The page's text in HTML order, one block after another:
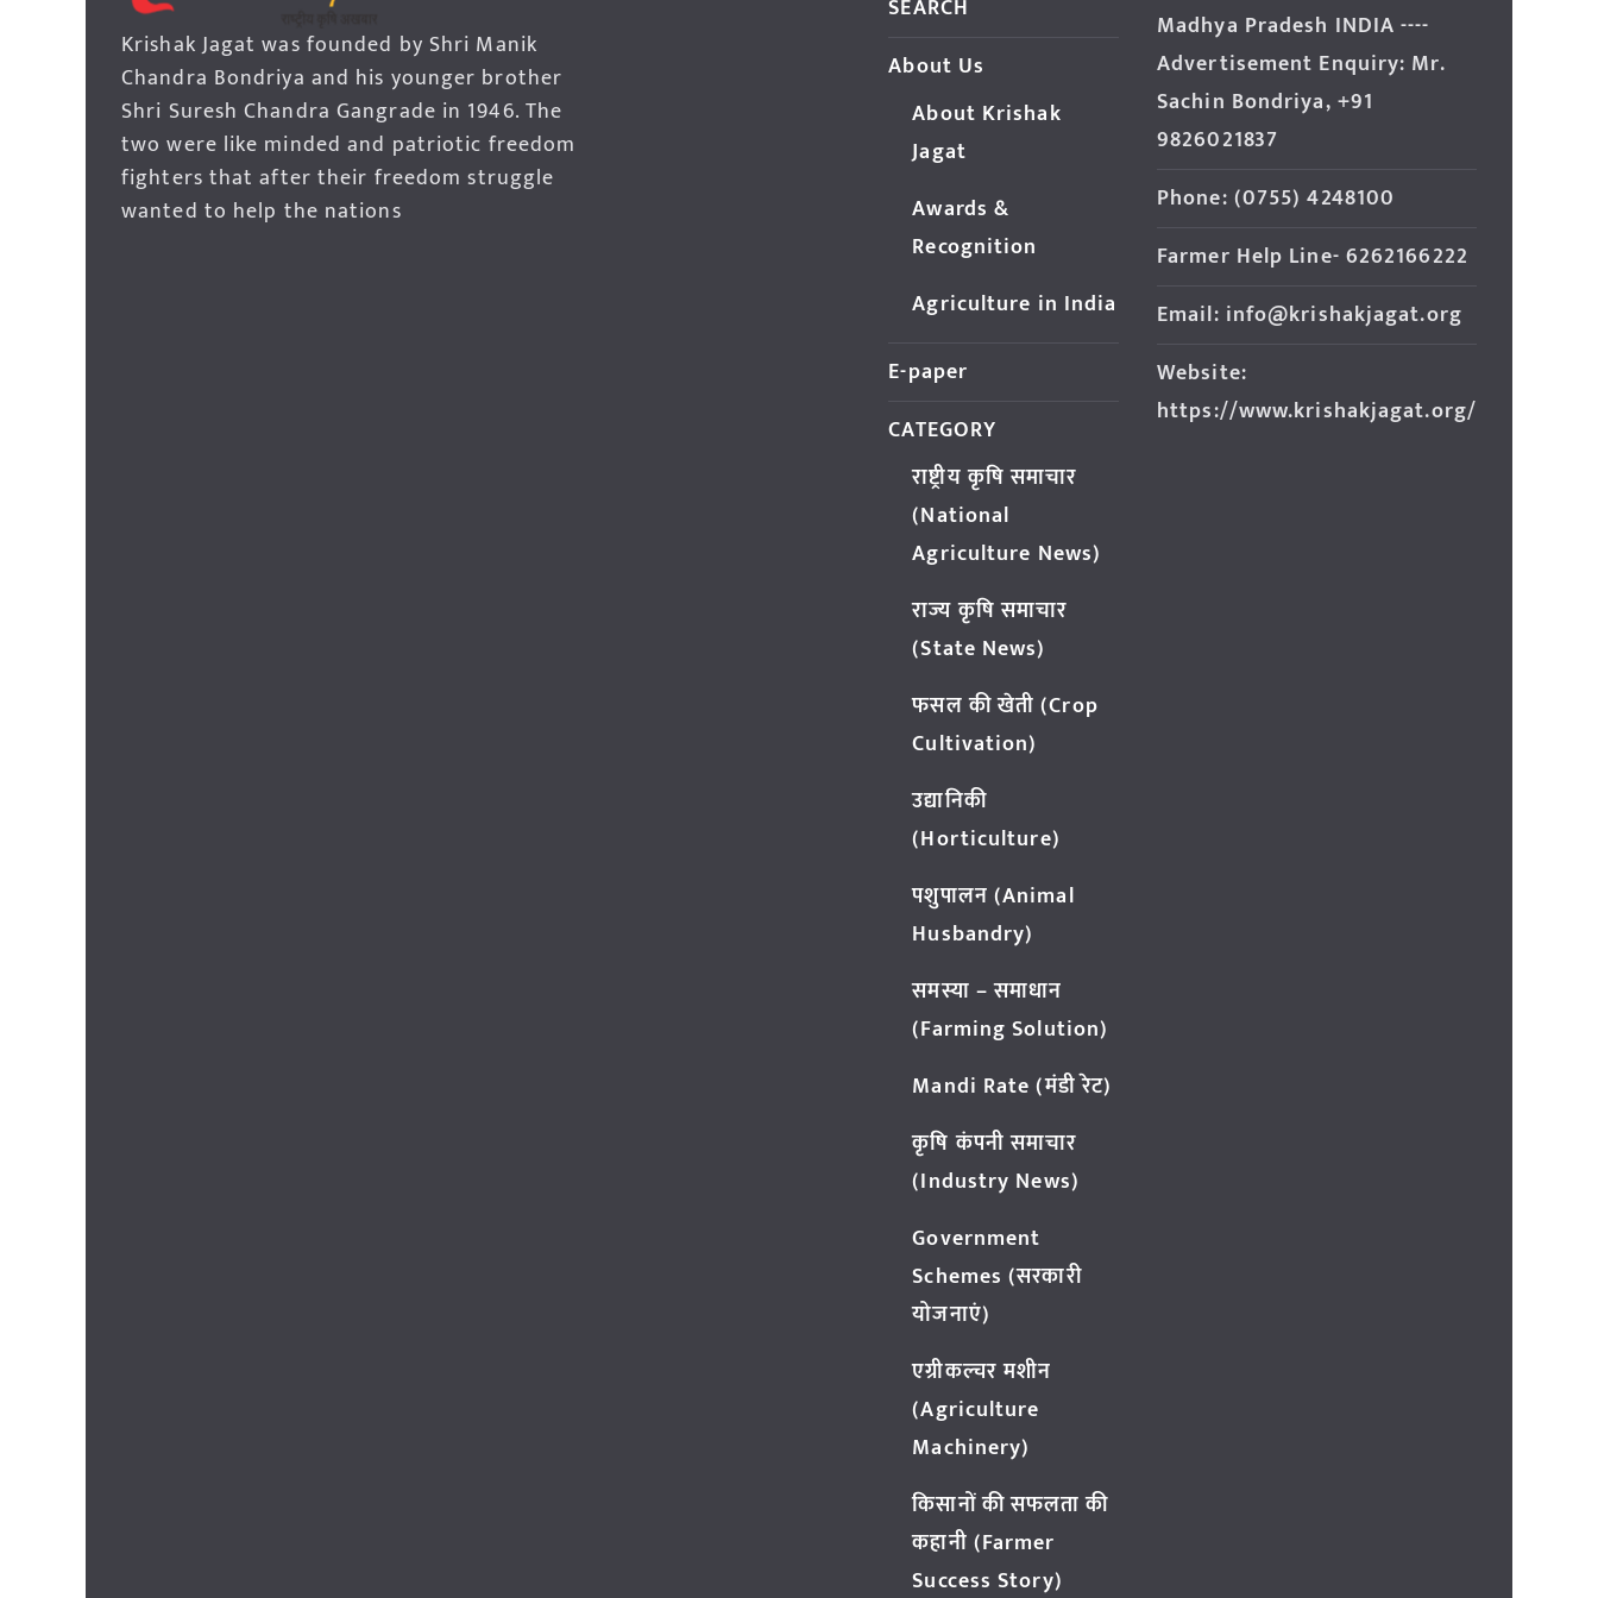
Krishak Jagat was founded by Shri Manik
Chandra Bondriya and his younger brother
Shri Suresh Chandra Gangrade in 1946. The
two were like minded and patriotic freedom
fighters that after their freedom struggle
wanted to help the nations
SEARCH
About Us
About Krishak
Jagat
Awards &
Recognition
Agriculture in India
E-paper
CATEGORY
राष्ट्रीय कृषि समाचार
(National
Agriculture News)
राज्य कृषि समाचार
(State News)
फसल की खेती (Crop
Cultivation)
उद्यानिकी
(Horticulture)
पशुपालन (Animal
Husbandry)
समस्या – समाधान
(Farming Solution)
Mandi Rate (मंडी रेट)
कृषि कंपनी समाचार
(Industry News)
Government
Schemes (सरकारी
योजनाएं)
एग्रीकल्चर मशीन
(Agriculture
Machinery)
किसानों की सफलता की
कहानी (Farmer
Success Story)
Madhya Pradesh INDIA ----
Advertisement Enquiry: Mr.
Sachin Bondriya, +91
9826021837
Phone: (0755) 4248100
Farmer Help Line- 6262166222
Email: info@krishakjagat.org
Website:
https://www.krishakjagat.org/